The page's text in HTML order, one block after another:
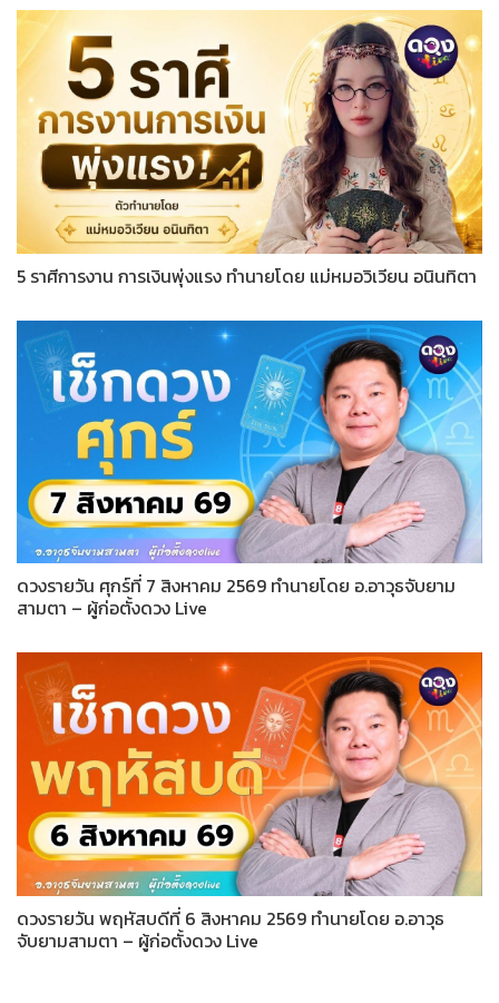
5 ราศีการงาน การเงินพุ่งแรง ทำนายโดย แม่หมอวิเวียน อนินทิตา
ดวงรายวัน ศุกร์ที่ 7 สิงหาคม 2569 ทำนายโดย อ.อาวุธจับยาม
สามตา – ผู้ก่อตั้งดวง Live
ดวงรายวัน พฤหัสบดีที่ 6 สิงหาคม 2569 ทำนายโดย อ.อาวุธ
จับยามสามตา – ผู้ก่อตั้งดวง Live